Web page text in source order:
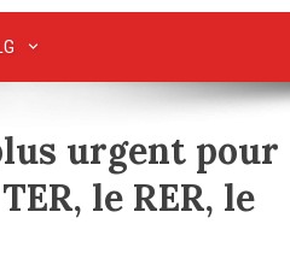
urgent pour
le RER, le